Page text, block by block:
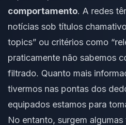
comportamento. A redes
notícias sob títulos
topics” ou critérios como
praticamente não sabemos
filtrado. Quanto mais
tivermos nas pontas dos
equipados estamos para
No entanto, surgem algumas